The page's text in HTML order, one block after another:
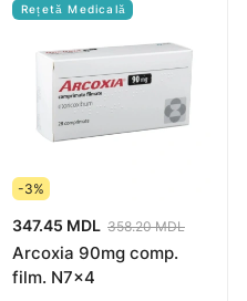
Rețetă Medicală
-3%
347.45 MDL 358.20 MDL
Arcoxia 90mg comp.
film. N7x4